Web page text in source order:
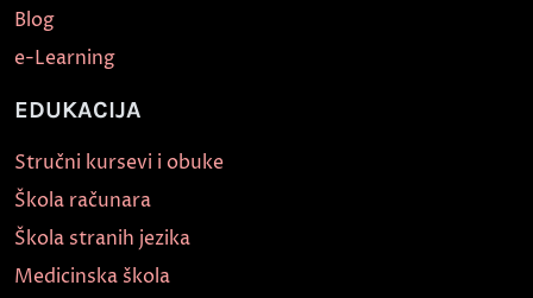
Blog
e-Learning
EDUKACIJA
Stručni kursevi i obuke
Škola računara
Škola stranih jezika
Medicinska škola